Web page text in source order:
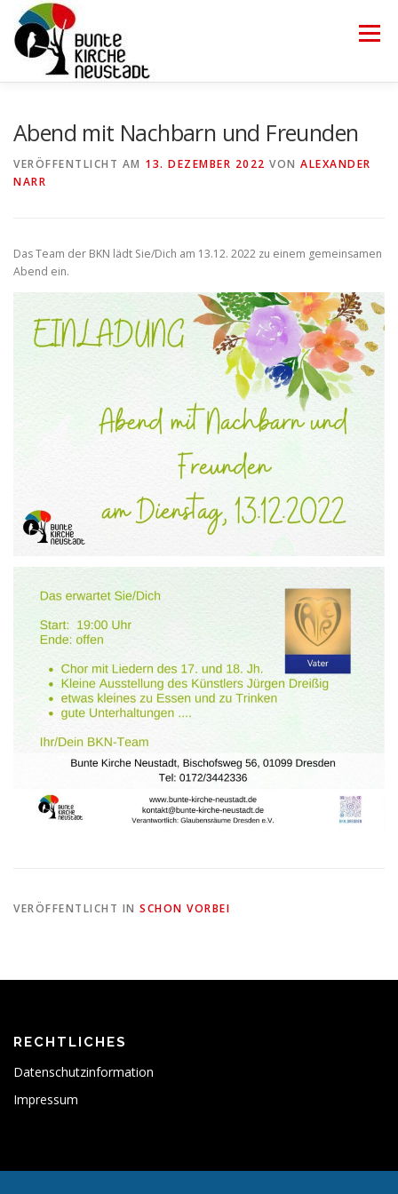
Inhalt
springen
Menü
Abend mit Nachbarn und Freunden
VERÖFFENTLICHT AM 13. DEZEMBER 2022 VON ALEXANDER
NARR
Das Team der BKN lädt Sie/Dich am 13.12. 2022 zu einem gemeinsamen
Abend ein.
VERÖFFENTLICHT IN SCHON VORBEI
RECHTLICHES
Datenschutzinformation
Impressum